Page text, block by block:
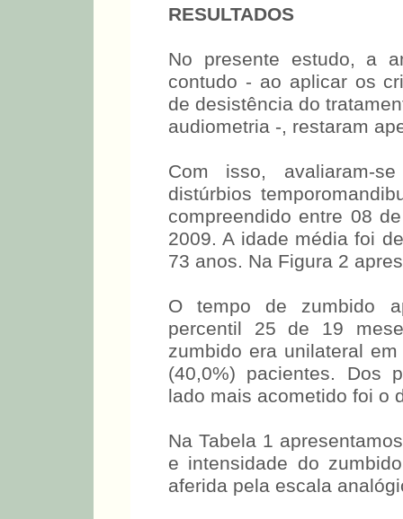
RESULTADOS
No presente estudo, a
contudo - ao aplicar os
de desistência do
audiometria -, restaram
Com isso, avaliaram-
distúrbios
compreendido entre 08
2009. A idade média foi
73 anos. Na Figura 2
O tempo de zumbido
percentil 25 de 19
zumbido era unilateral
(40,0%) pacientes. Dos
lado mais acometido foi o
Na Tabela 1
e intensidade do
aferida pela escala